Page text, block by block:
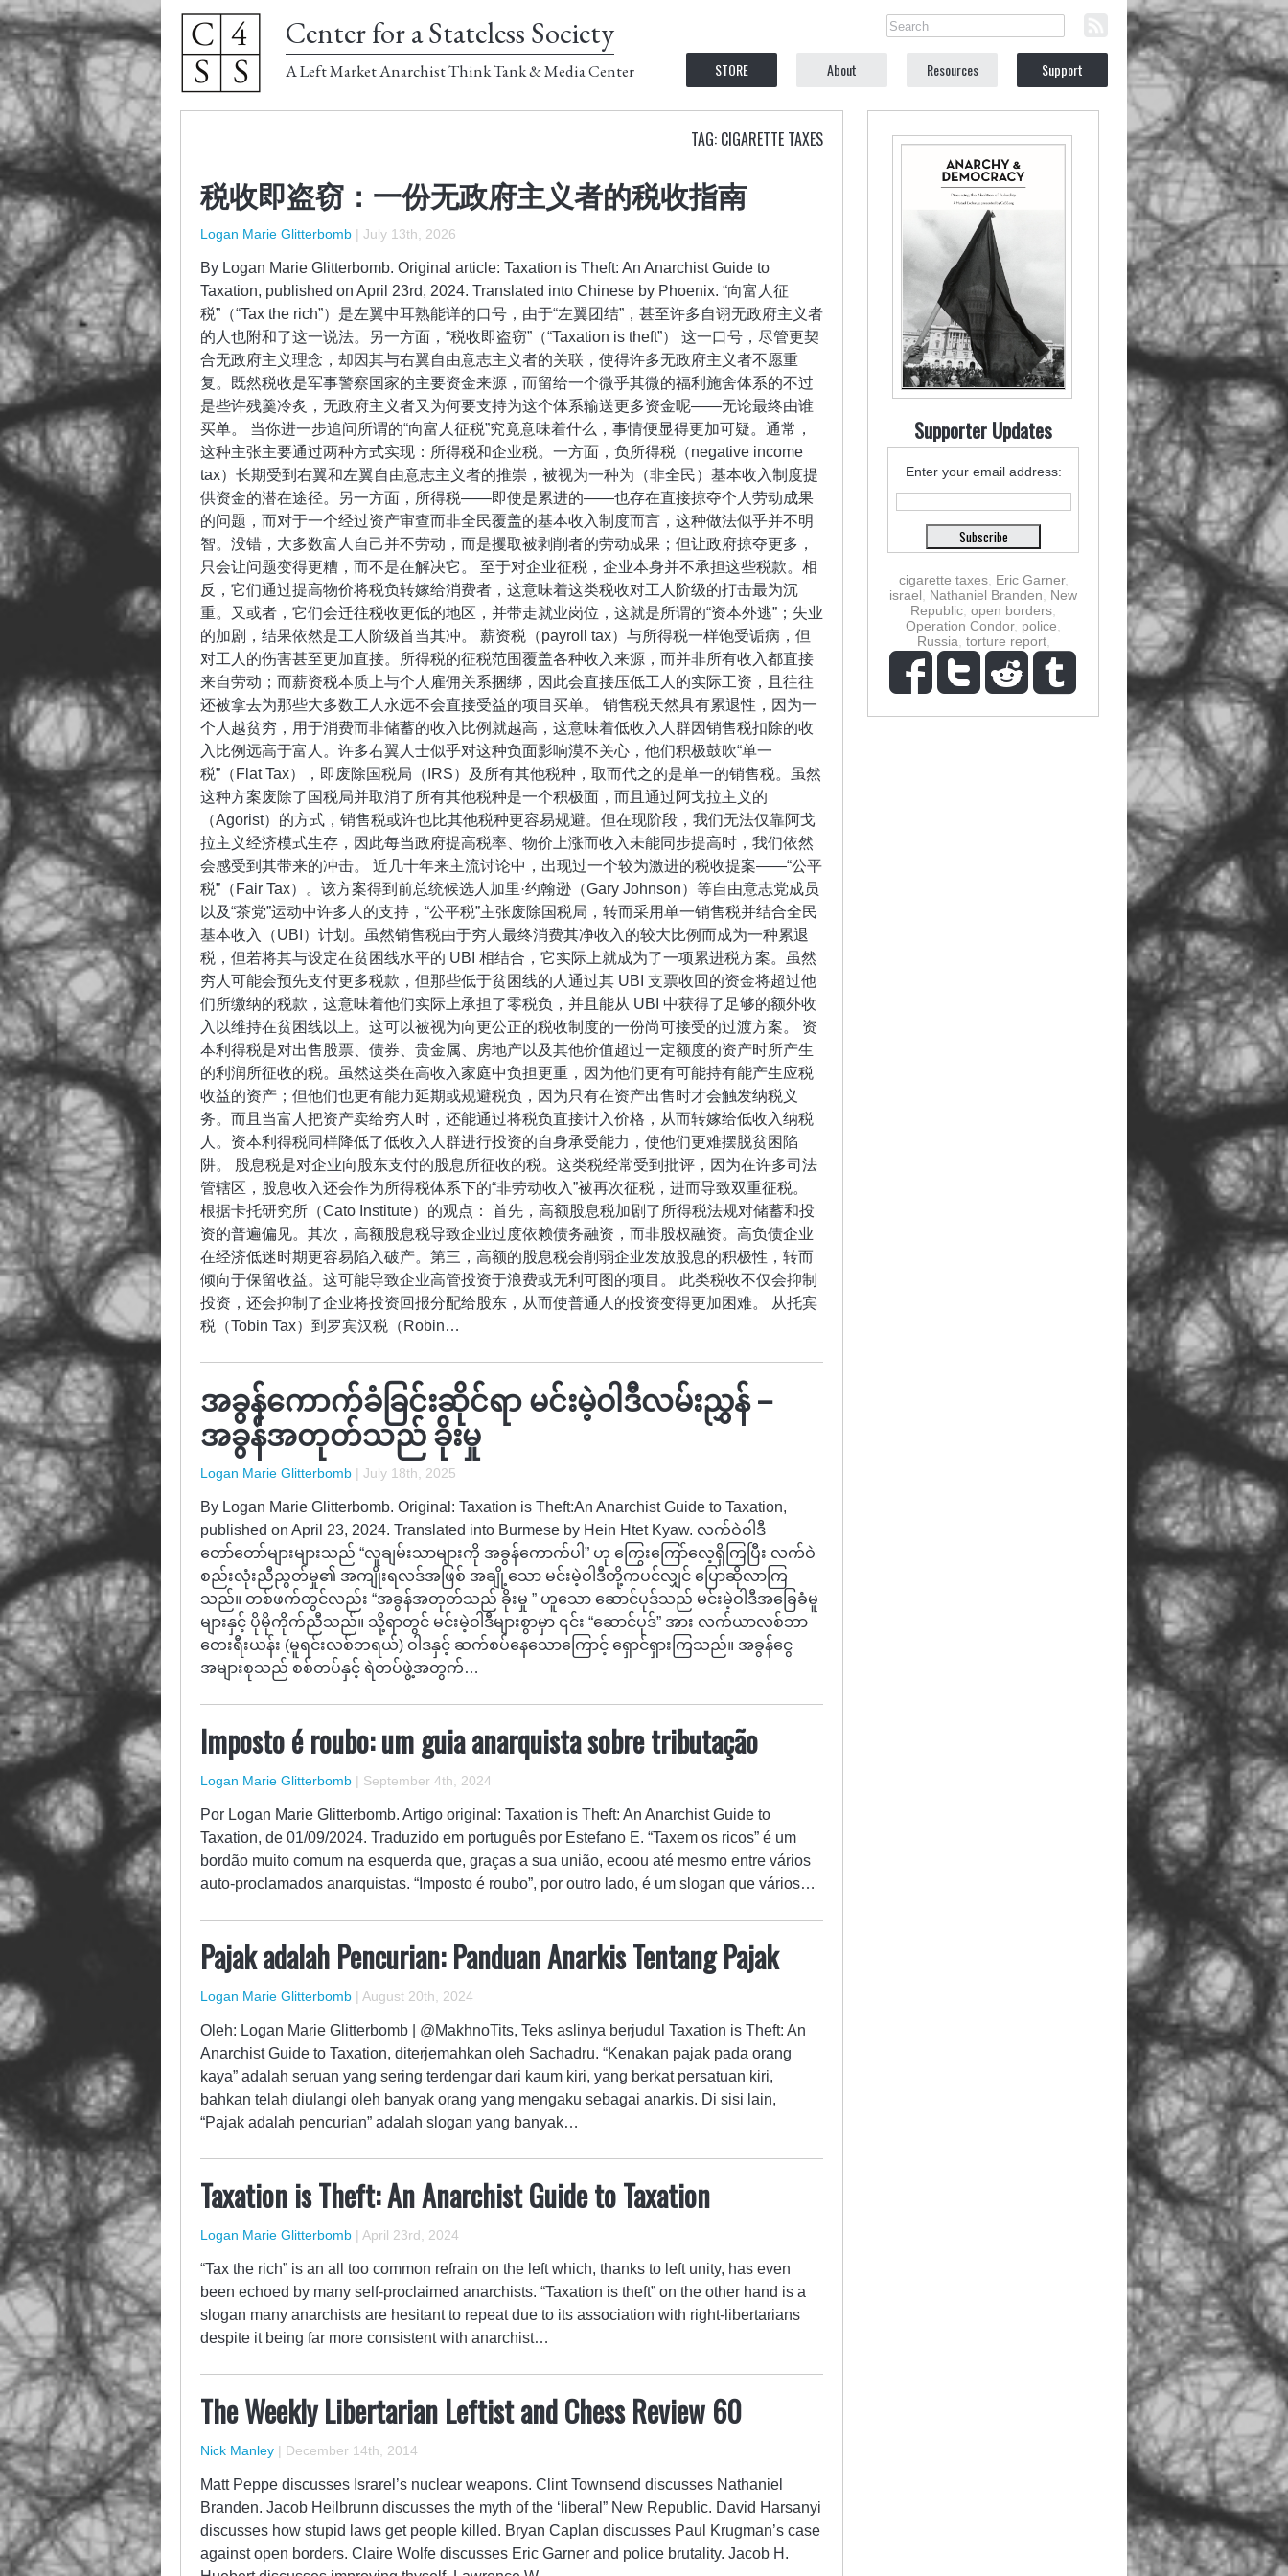
Center for a Stateless Society
A Left Market Anarchist Think Tank & Media Center STORE About Resources Support
TAG: CIGARETTE TAXES
税收即盗窃：一份无政府主义者的税收指南
Logan Marie Glitterbomb | July 13th, 2026
By Logan Marie Glitterbomb. Original article: Taxation is Theft: An Anarchist Guide to
Taxation, published on April 23rd, 2024. Translated into Chinese by Phoenix. “向富人征
税”（“Tax the rich”）是左翼中耳熟能详的口号，由于“左翼团结”，甚至许多自诩无政府主义者
的人也附和了这一说法。另一方面，“税收即盗窃”（“Taxation is theft”） 这一口号，尽管更契
合无政府主义理念，却因其与右翼自由意志主义者的关联，使得许多无政府主义者不愿重
复。既然税收是军事警察国家的主要资金来源，而留给一个微乎其微的福利施舍体系的不过
是些许残羹冷炙，无政府主义者又为何要支持为这个体系输送更多资金呢——无论最终由谁
买单。 当你进一步追问所谓的“向富人征税”究竟意味着什么，事情便显得更加可疑。通常，
这种主张主要通过两种方式实现：所得税和企业税。一方面，负所得税（negative income
tax）长期受到右翼和左翼自由意志主义者的推崇，被视为一种为（非全民）基本收入制度提
供资金的潜在途径。另一方面，所得税——即使是累进的——也存在直接掠夺个人劳动成果
的问题，而对于一个经过资产审查而非全民覆盖的基本收入制度而言，这种做法似乎并不明
智。没错，大多数富人自己并不劳动，而是攫取被剥削者的劳动成果；但让政府掠夺更多，
只会让问题变得更糟，而不是在解决它。 至于对企业征税，企业本身并不承担这些税款。相
反，它们通过提高物价将税负转嫁给消费者，这意味着这类税收对工人阶级的打击最为沉
重。又或者，它们会迁往税收更低的地区，并带走就业岗位，这就是所谓的“资本外逃”；失业
的加剧，结果依然是工人阶级首当其冲。 薪资税（payroll tax）与所得税一样饱受诟病，但
对工人的伤害甚至更加直接。所得税的征税范围覆盖各种收入来源，而并非所有收入都直接
来自劳动；而薪资税本质上与个人雇佣关系捆绑，因此会直接压低工人的实际工资，且往往
还被拿去为那些大多数工人永远不会直接受益的项目买单。 销售税天然具有累退性，因为一
个人越贫穷，用于消费而非储蓄的收入比例就越高，这意味着低收入人群因销售税扣除的收
入比例远高于富人。许多右翼人士似乎对这种负面影响漠不关心，他们积极鼓吹“单一
税”（Flat Tax），即废除国税局（IRS）及所有其他税种，取而代之的是单一的销售税。虽然
这种方案废除了国税局并取消了所有其他税种是一个积极面，而且通过阿戈拉主义的
（Agorist）的方式，销售税或许也比其他税种更容易规避。但在现阶段，我们无法仅靠阿戈
拉主义经济模式生存，因此每当政府提高税率、物价上涨而收入未能同步提高时，我们依然
会感受到其带来的冲击。 近几十年来主流讨论中，出现过一个较为激进的税收提案——“公平
税”（Fair Tax）。该方案得到前总统候选人加里·约翰逊（Gary Johnson）等自由意志党成员
以及“茶党”运动中许多人的支持，“公平税”主张废除国税局，转而采用单一销售税并结合全民
基本收入（UBI）计划。虽然销售税由于穷人最终消费其净收入的较大比例而成为一种累退
税，但若将其与设定在贫困线水平的 UBI 相结合，它实际上就成为了一项累进税方案。虽然
穷人可能会预先支付更多税款，但那些低于贫困线的人通过其 UBI 支票收回的资金将超过他
们所缴纳的税款，这意味着他们实际上承担了零税负，并且能从 UBI 中获得了足够的额外收
入以维持在贫困线以上。这可以被视为向更公正的税收制度的一份尚可接受的过渡方案。 资
本利得税是对出售股票、债券、贵金属、房地产以及其他价值超过一定额度的资产时所产生
的利润所征收的税。虽然这类在高收入家庭中负担更重，因为他们更有可能持有能产生应税
收益的资产；但他们也更有能力延期或规避税负，因为只有在资产出售时才会触发纳税义
务。而且当富人把资产卖给穷人时，还能通过将税负直接计入价格，从而转嫁给低收入纳税
人。资本利得税同样降低了低收入人群进行投资的自身承受能力，使他们更难摆脱贫困陷
阱。 股息税是对企业向股东支付的股息所征收的税。这类税经常受到批评，因为在许多司法
管辖区，股息收入还会作为所得税体系下的“非劳动收入”被再次征税，进而导致双重征税。
根据卡托研究所（Cato Institute）的观点： 首先，高额股息税加剧了所得税法规对储蓄和投
资的普遍偏见。其次，高额股息税导致企业过度依赖债务融资，而非股权融资。高负债企业
在经济低迷时期更容易陷入破产。第三，高额的股息税会削弱企业发放股息的积极性，转而
倾向于保留收益。这可能导致企业高管投资于浪费或无利可图的项目。 此类税收不仅会抑制
投资，还会抑制了企业将投资回报分配给股东，从而使普通人的投资变得更加困难。 从托宾
税（Tobin Tax）到罗宾汉税（Robin…
အခွန်ကောက်ခံခြင်းဆိုင်ရာ မင်းမဲ့ဝါဒီလမ်းညွှန် –
အခွန်အတုတ်သည် ခိုးမှု
Logan Marie Glitterbomb | July 18th, 2025
By Logan Marie Glitterbomb. Original: Taxation is Theft:An Anarchist Guide to Taxation,
published on April 23, 2024. Translated into Burmese by Hein Htet Kyaw. လက်ဝဲဝါဒီ
တော်တော်များများသည် “လူချမ်းသာများကို အခွန်ကောက်ပါ” ဟု ကြွေးကြော်လေ့ရှိကြပြီး လက်ဝဲ
စည်းလုံးညီညွတ်မှု၏ အကျိုးရလဒ်အဖြစ် အချို့သော မင်းမဲ့ဝါဒီတို့ကပင်လျှင် ပြောဆိုလာကြ
သည်။ တစ်ဖက်တွင်လည်း “အခွန်အတုတ်သည် ခိုးမှု ” ဟူသော ဆောင်ပုဒ်သည် မင်းမဲ့ဝါဒီအခြေခံမူ
များနှင့် ပိုမိုကိုက်ညီသည်။ သို့ရာတွင် မင်းမဲ့ဝါဒီများစွာမှာ ၎င်း “ဆောင်ပုဒ်” အား လက်ယာလစ်ဘာ
တေးရီးယန်း (မူရင်းလစ်ဘရယ်) ဝါဒနှင့် ဆက်စပ်နေသောကြောင့် ရှောင်ရှားကြသည်။ အခွန်ငွေ
အများစုသည် စစ်တပ်နှင့် ရဲတပ်ဖွဲ့အတွက်…
Imposto é roubo: um guia anarquista sobre tributação
Logan Marie Glitterbomb | September 4th, 2024
Por Logan Marie Glitterbomb. Artigo original: Taxation is Theft: An Anarchist Guide to
Taxation, de 01/09/2024. Traduzido em português por Estefano E. “Taxem os ricos” é um
bordão muito comum na esquerda que, graças a sua união, ecoou até mesmo entre vários
auto-proclamados anarquistas. “Imposto é roubo”, por outro lado, é um slogan que vários…
Pajak adalah Pencurian: Panduan Anarkis Tentang Pajak
Logan Marie Glitterbomb | August 20th, 2024
Oleh: Logan Marie Glitterbomb | @MakhnoTits, Teks aslinya berjudul Taxation is Theft: An
Anarchist Guide to Taxation, diterjemahkan oleh Sachadru. “Kenakan pajak pada orang
kaya” adalah seruan yang sering terdengar dari kaum kiri, yang berkat persatuan kiri,
bahkan telah diulangi oleh banyak orang yang mengaku sebagai anarkis. Di sisi lain,
“Pajak adalah pencurian” adalah slogan yang banyak…
Taxation is Theft: An Anarchist Guide to Taxation
Logan Marie Glitterbomb | April 23rd, 2024
“Tax the rich” is an all too common refrain on the left which, thanks to left unity, has even
been echoed by many self-proclaimed anarchists. “Taxation is theft” on the other hand is a
slogan many anarchists are hesitant to repeat due to its association with right-libertarians
despite it being far more consistent with anarchist…
The Weekly Libertarian Leftist and Chess Review 60
Nick Manley | December 14th, 2014
Matt Peppe discusses Israrel’s nuclear weapons. Clint Townsend discusses Nathaniel
Branden. Jacob Heilbrunn discusses the myth of the ‘liberal” New Republic. David Harsanyi
discusses how stupid laws get people killed. Bryan Caplan discusses Paul Krugman’s case
against open borders. Claire Wolfe discusses Eric Garner and police brutality. Jacob H.
Supporter Updates
Enter your email address:
cigarette taxes, Eric Garner,
israel
Nathaniel Branden
New
Republic open borders
Operation Condor, police
Russia torture report,